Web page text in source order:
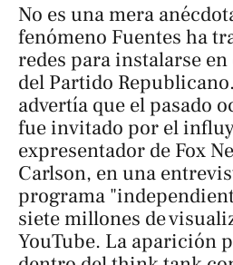
No es una mera
fenómeno Fuentes ha
redes para instalarse
del Partido Republicano.
advertía que el pasado
fue invitado por el
expresentador de Fox
Carlson, en una
programa
siete millones de
YouTube. La aparición